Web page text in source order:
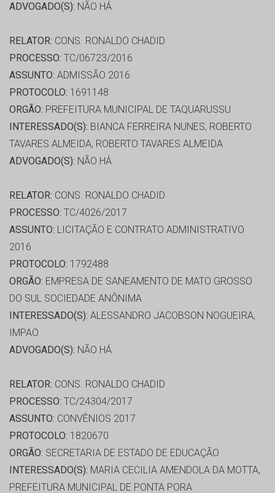
ADVOGADO(S): NÃO HÁ
RELATOR: CONS. RONALDO CHADID
PROCESSO: TC/06723/2016
ASSUNTO: ADMISSÃO 2016
PROTOCOLO: 1691148
ORGÃO: PREFEITURA MUNICIPAL DE TAQUARUSSU
INTERESSADO(S): BIANCA FERREIRA NUNES, ROBERTO
TAVARES ALMEIDA, ROBERTO TAVARES ALMEIDA
ADVOGADO(S): NÃO HÁ
RELATOR: CONS. RONALDO CHADID
PROCESSO: TC/4026/2017
ASSUNTO: LICITAÇÃO E CONTRATO ADMINISTRATIVO
2016
PROTOCOLO: 1792488
ORGÃO: EMPRESA DE SANEAMENTO DE MATO GROSSO
DO SUL SOCIEDADE ANÔNIMA
INTERESSADO(S): ALESSANDRO JACOBSON NOGUEIRA,
IMPAO
ADVOGADO(S): NÃO HÁ
RELATOR: CONS. RONALDO CHADID
PROCESSO: TC/24304/2017
ASSUNTO: CONVÊNIOS 2017
PROTOCOLO: 1820670
ORGÃO: SECRETARIA DE ESTADO DE EDUCAÇÃO
INTERESSADO(S): MARIA CECILIA AMENDOLA DA MOTTA,
PREFEITURA MUNICIPAL DE PONTA PORA